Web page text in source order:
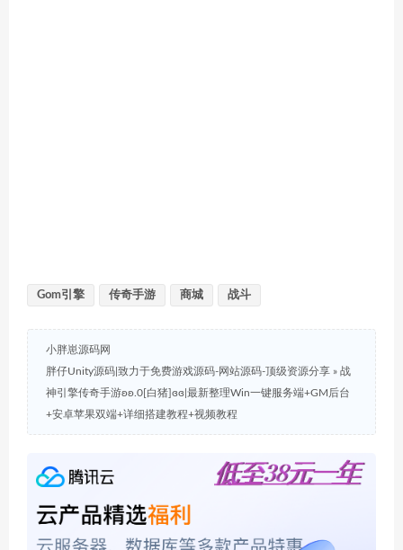
Gom引擎 传奇手游 商城 战斗
小胖崽源码网
胖仔Unity源码|致力于免费游戏源码-网站源码-顶级资源分享 » 战
神引擎传奇手游ʚʚ.0[白猪]ɞɞ|最新整理Win一键服务端+GM后台
+安卓苹果双端+详细搭建教程+视频教程